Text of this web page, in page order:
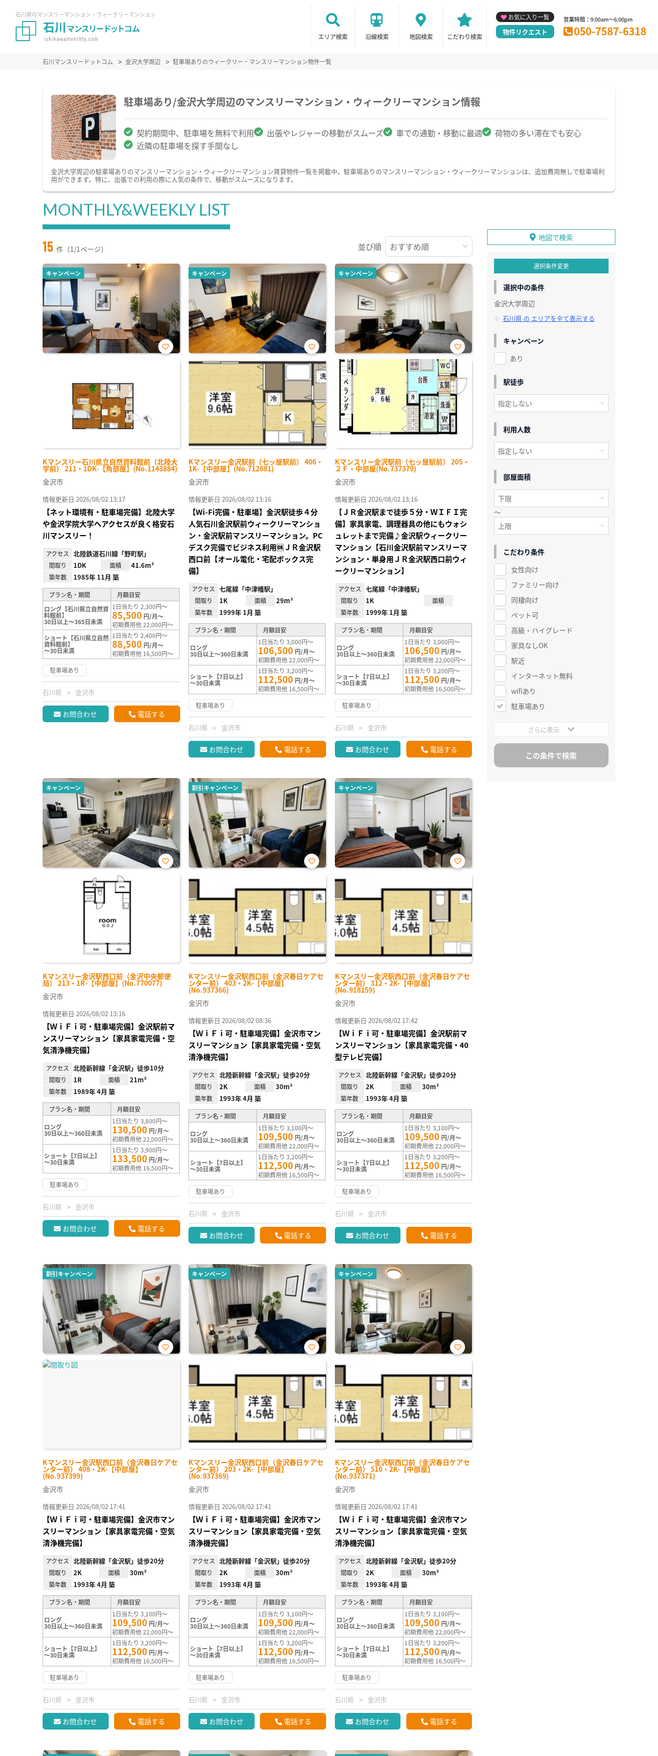
石川県のマンスリーマンション・ウィークリーマンション
エリア検索 沿線検索 地図検索 こだわり検索
お気に入り一覧
物件リクエスト
営業時間：9:00am～6:00pm
050-7587-6318
石川マンスリードットコム 金沢大学周辺 駐車場ありのウィークリー・マンスリーマンション物件一覧
駐車場あり/金沢大学周辺のマンスリーマンション・ウィークリーマンション情報
契約期間中、駐車場を無料で利用 出張やレジャーの移動がスムーズ 車での通勤・移動に最適
荷物の多い滞在でも安心
近隣の駐車場を探す手間なし
金沢大学周辺の駐車場ありのマンスリーマンション・ウィークリーマンション賃貸物件一覧を掲載中。駐車場ありのマンスリーマンション・ウィークリーマンションは、追加費用無しで駐車場利
用ができます。特に、出張での利用の際に人気の条件で、移動がスムーズになります。
MONTHLY&WEEKLY LIST
15 件（1/1ページ） 並び順
キャンペーン
Kマンスリー石川県立自然資料館前（北陸大
学前） 211・1DK-【角部屋】(No.1143884)
お気
金沢市
情報更新日 2026/08/02 13:17
【ネット環境有・駐車場完備】北陸大学
や金沢学院大学へアクセスが良く格安石
川マンスリー！
アクセス 北陸鉄道石川線「野町駅」
間取り 1DK 面積 41.6m²
築年数 1985年 11月 築
プラン名・期間
月額目安
ロング【石川県立自然資
料館前】
30日以上～365日未満
1日当たり 2,300円～
85,500 円/月～
初期費用他 22,000円～
ショート【石川県立自然
資料館前】
～30日未満
1日当たり 2,400円～
88,500 円/月～
初期費用他 16,500円～
駐車場あり
石川県 金沢市
お問合わせ 電話する
キャンペーン
Kマンスリー金沢駅前（七ッ屋駅前） 406・
1K-【中部屋】(No.712681)
お気
に入
り登
録
金沢市
情報更新日 2026/08/02 13:16
【Wi-Fi完備・駐車場】金沢駅徒歩４分
人気石川金沢駅前ウィークリーマンショ
ン・金沢駅前マンスリーマンション。PC
デスク完備でビジネス利用🆗ＪＲ金沢駅
西口前【オール電化・宅配ボックス完
備】
アクセス 七尾線「中津幡駅」
間取り 1K 面積 29m²
築年数 1999年 1月 築
プラン名・期間 月額目安
ロング
30日以上～360日未満
1日当たり 3,000円～
106,500 円/月～
初期費用他 22,000円～
ショート【7日以上】
～30日未満
1日当たり 3,200円～
112,500 円/月～
初期費用他 16,500円～
駐車場あり
石川県 金沢市
お問合わせ 電話する
キャンペーン
Kマンスリー金沢駅前（七ッ屋駅前） 205・
２Ｆ・中部屋(No.737379)
お気
に入
り登
録
金沢市
情報更新日 2026/08/02 13:16
【ＪＲ金沢駅まで徒歩５分・ＷＩＦＩ完
備】家具家電、調理器具の他にもウォシ
ュレットまで完備♪金沢駅ウィークリー
マンション【石川金沢駅前マンスリーマ
ンション・単身用ＪＲ金沢駅西口前ウィ
ークリーマンション】
アクセス 七尾線「中津幡駅」
間取り 1K
面積
築年数
1999年 1月 築
プラン名・期間 月額目安
ロング
30日以上～360日未満
1日当たり 3,000円～
106,500 円/月～
初期費用他 22,000円～
ショート【7日以上】
～30日未満
1日当たり 3,200円～
112,500 円/月～
初期費用他 16,500円～
駐車場あり
石川県 金沢市
お問合わせ 電話する
キャンペーン
Kマンスリー金沢駅西口前（金沢中央郵便
局） 213・1R-【中部屋】(No.770077)
お気
金沢市
情報更新日 2026/08/02 13:16
【ＷｉＦｉ可・駐車場完備】金沢駅前マ
ンスリーマンション【家具家電完備・空
気清浄機完備】
アクセス 北陸新幹線「金沢駅」徒歩10分
間取り 1R 面積 21m²
築年数 1989年 4月 築
プラン名・期間 月額目安
ロング
30日以上～360日未満
1日当たり 3,800円～
130,500 円/月～
初期費用他 22,000円～
ショート【7日以上】
～30日未満
1日当たり 3,900円～
133,500 円/月～
初期費用他 16,500円～
駐車場あり
石川県 金沢市
お問合わせ 電話する
割引キャンペーン
Kマンスリー金沢駅西口前（金沢春日ケアセ
ンター前） 403・2K-【中部屋】
(No.937366)
お気
り登
録
金沢市
情報更新日 2026/08/02 08:36
【ＷｉＦｉ可・駐車場完備】金沢市マン
スリーマンション【家具家電完備・空気
清浄機完備】
アクセス 北陸新幹線「金沢駅」徒歩20分
間取り 2K 面積 30m²
築年数 1993年 4月 築
プラン名・期間 月額目安
ロング
30日以上～360日未満
1日当たり 3,100円～
109,500 円/月～
初期費用他 22,000円～
ショート【7日以上】
～30日未満
1日当たり 3,200円～
112,500 円/月～
初期費用他 16,500円～
駐車場あり
石川県 金沢市
お問合わせ 電話する
キャンペーン
Kマンスリー金沢駅西口前（金沢春日ケアセ
ンター前） 312・2K-【中部屋】
(No.918159)
お気
り登
録
金沢市
情報更新日 2026/08/02 17:42
【ＷｉＦｉ可・駐車場完備】金沢駅前マ
ンスリーマンション【家具家電完備・40
型テレビ完備】
アクセス 北陸新幹線「金沢駅」徒歩20分
間取り 2K 面積 30m²
築年数 1993年 4月 築
プラン名・期間 月額目安
ロング
30日以上～360日未満
1日当たり 3,100円～
109,500 円/月～
初期費用他 22,000円～
ショート【7日以上】
～30日未満
1日当たり 3,200円～
112,500 円/月～
初期費用他 16,500円～
駐車場あり
石川県 金沢市
お問合わせ 電話する
割引キャンペーン
Kマンスリー金沢駅西口前（金沢春日ケアセ
ンター前） 408・2K-【中部屋】
(No.937399)
お気
金沢市
情報更新日 2026/08/02 17:41
【ＷｉＦｉ可・駐車場完備】金沢市マン
スリーマンション【家具家電完備・空気
清浄機完備】
アクセス 北陸新幹線「金沢駅」徒歩20分
間取り 2K 面積 30m²
築年数 1993年 4月 築
プラン名・期間 月額目安
ロング
30日以上～360日未満
1日当たり 3,100円～
109,500 円/月～
初期費用他 22,000円～
ショート【7日以上】
～30日未満
1日当たり 3,200円～
112,500 円/月～
初期費用他 16,500円～
駐車場あり
石川県 金沢市
お問合わせ 電話する
キャンペーン
Kマンスリー金沢駅西口前（金沢春日ケアセ
ンター前） 203・2K-【中部屋】
(No.937369)
お気
り登
録
金沢市
情報更新日 2026/08/02 17:41
【ＷｉＦｉ可・駐車場完備】金沢市マン
スリーマンション【家具家電完備・空気
清浄機完備】
アクセス 北陸新幹線「金沢駅」徒歩20分
間取り 2K 面積 30m²
築年数 1993年 4月 築
プラン名・期間 月額目安
ロング
30日以上～360日未満
1日当たり 3,100円～
109,500 円/月～
初期費用他 22,000円～
ショート【7日以上】
～30日未満
1日当たり 3,200円～
112,500 円/月～
初期費用他 16,500円～
駐車場あり
石川県 金沢市
お問合わせ 電話する
キャンペーン
Kマンスリー金沢駅西口前（金沢春日ケアセ
ンター前） 510・2K-【中部屋】
(No.937371)
お気
り登
録
金沢市
情報更新日 2026/08/02 17:41
【ＷｉＦｉ可・駐車場完備】金沢市マン
スリーマンション【家具家電完備・空気
清浄機完備】
アクセス 北陸新幹線「金沢駅」徒歩20分
間取り 2K 面積 30m²
築年数 1993年 4月 築
プラン名・期間 月額目安
ロング
30日以上～360日未満
1日当たり 3,100円～
109,500 円/月～
初期費用他 22,000円～
ショート【7日以上】
～30日未満
1日当たり 3,200円～
112,500 円/月～
初期費用他 16,500円～
駐車場あり
石川県 金沢市
お問合わせ 電話する
地図で検索
選択条件変更
選択中の条件
金沢大学周辺
石川県 の エリアを全て表示する
キャンペーン
あり
駅徒歩
利用人数
部屋面積
～
こだわり条件
女性向け
ファミリー向け
同棲向け
ペット可
高級・ハイグレード
家具なしOK
駅近
インターネット無料
wifiあり
駐車場あり
さらに表示